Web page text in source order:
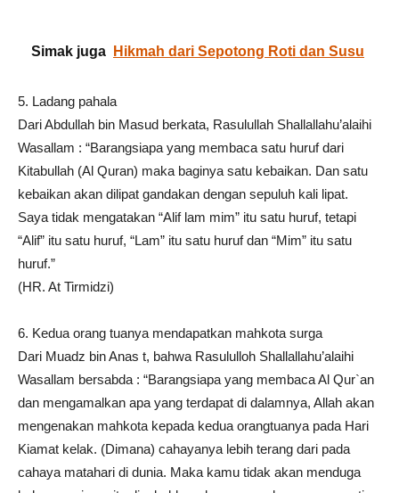
Simak juga Hikmah dari Sepotong Roti dan Susu
5. Ladang pahala
Dari Abdullah bin Masud berkata, Rasulullah Shallallahu’alaihi
Wasallam : “Barangsiapa yang membaca satu huruf dari
Kitabullah (Al Quran) maka baginya satu kebaikan. Dan satu
kebaikan akan dilipat gandakan dengan sepuluh kali lipat.
Saya tidak mengatakan “Alif lam mim” itu satu huruf, tetapi
“Alif” itu satu huruf, “Lam” itu satu huruf dan “Mim” itu satu
huruf.”
(HR. At Tirmidzi)
6. Kedua orang tuanya mendapatkan mahkota surga
Dari Muadz bin Anas t, bahwa Rasululloh Shallallahu’alaihi
Wasallam bersabda : “Barangsiapa yang membaca Al Qur`an
dan mengamalkan apa yang terdapat di dalamnya, Allah akan
mengenakan mahkota kepada kedua orangtuanya pada Hari
Kiamat kelak. (Dimana) cahayanya lebih terang dari pada
cahaya matahari di dunia. Maka kamu tidak akan menduga